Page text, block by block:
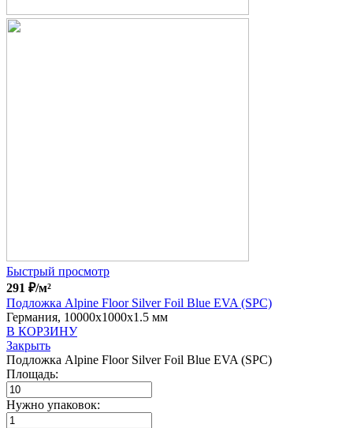
Быстрый просмотр
291 ₽/м²
Подложка Alpine Floor Silver Foil Blue EVA (SPC)
Германия, 10000x1000x1.5 мм
В КОРЗИНУ
Закрыть
Подложка Alpine Floor Silver Foil Blue EVA (SPC)
Площадь:
Нужно упаковок: